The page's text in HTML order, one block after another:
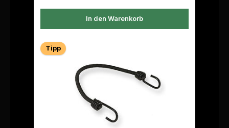
In den Warenkorb
Tipp